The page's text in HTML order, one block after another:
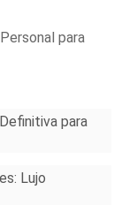
para
para
Lujo